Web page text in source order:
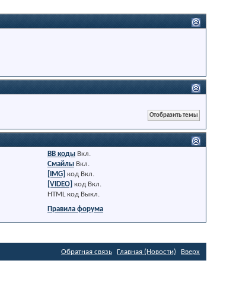
BB коды Вкл.
Смайлы Вкл.
[IMG] код Вкл.
[VIDEO] код Вкл.
HTML код Выкл.
Правила форума
Обратная связь Главная (Новости) Вверх